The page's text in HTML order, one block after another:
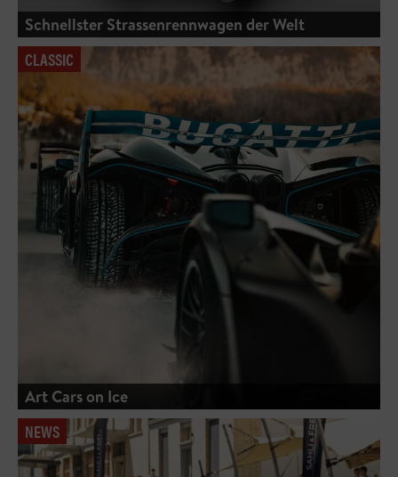
Schnellster Strassenrennwagen der Welt
CLASSIC
Art Cars on Ice
NEWS